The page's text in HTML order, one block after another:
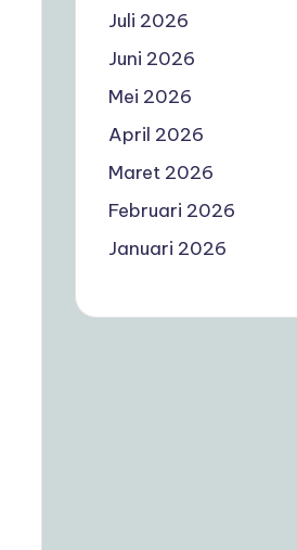
Juli 2026
Juni 2026
Mei 2026
April 2026
Maret 2026
Februari 2026
Januari 2026